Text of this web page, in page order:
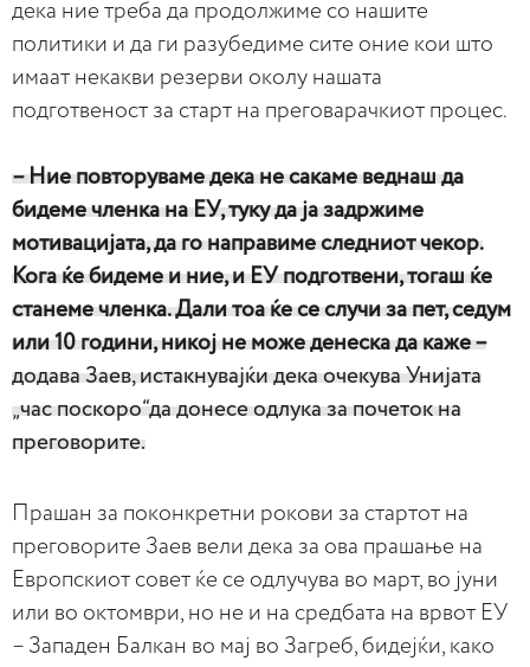
дека ние треба да продолжиме со нашите
политики и да ги разубедиме сите оние кои што
имаат некакви резерви околу нашата
подготвеност за старт на преговарачкиот процес.
– Ние повторуваме дека не сакаме веднаш да
бидеме членка на ЕУ, туку да ја задржиме
мотивацијата, да го направиме следниот чекор.
Кога ќе бидеме и ние, и ЕУ подготвени, тогаш ќе
станеме членка. Дали тоа ќе се случи за пет, седум
или 10 години, никој не може денеска да каже –
додава Заев, истакнувајќи дека очекува Унијата
„час поскоро“да донесе одлука за почеток на
преговорите.
Прашан за поконкретни рокови за стартот на
преговорите Заев вели дека за ова прашање на
Европскиот совет ќе се одлучува во март, во јуни
или во октомври, но не и на средбата на врвот ЕУ
– Западен Балкан во мај во Загреб, бидејќи, како